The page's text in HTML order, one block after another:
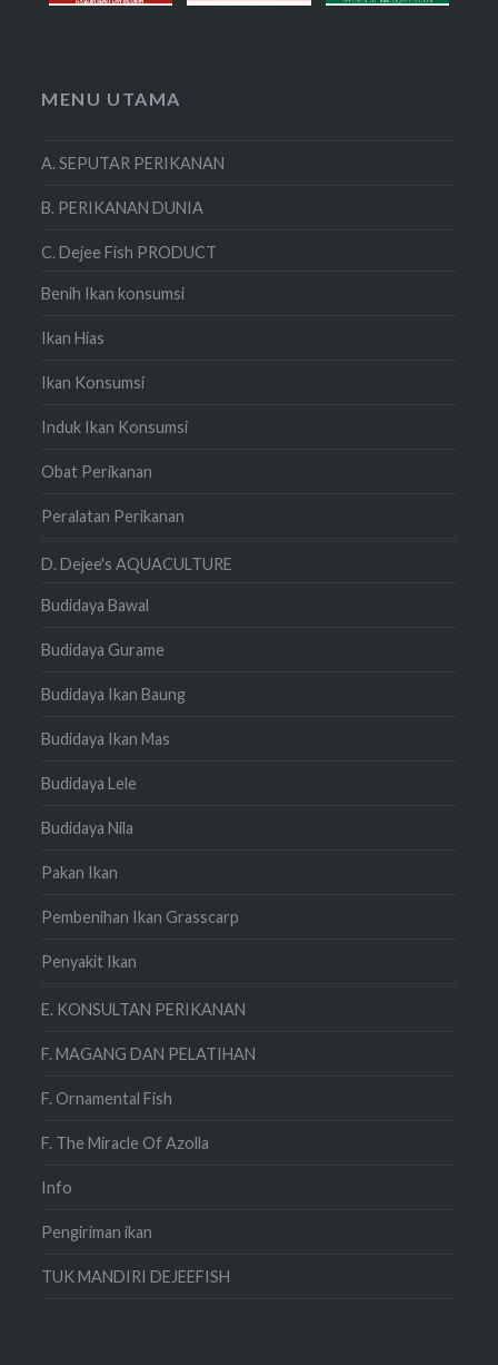
MENU UTAMA
A. SEPUTAR PERIKANAN
B. PERIKANAN DUNIA
C. Dejee Fish PRODUCT
Benih Ikan konsumsi
Ikan Hias
Ikan Konsumsi
Induk Ikan Konsumsi
Obat Perikanan
Peralatan Perikanan
D. Dejee's AQUACULTURE
Budidaya Bawal
Budidaya Gurame
Budidaya Ikan Baung
Budidaya Ikan Mas
Budidaya Lele
Budidaya Nila
Pakan Ikan
Pembenihan Ikan Grasscarp
Penyakit Ikan
E. KONSULTAN PERIKANAN
F. MAGANG DAN PELATIHAN
F. Ornamental Fish
F. The Miracle Of Azolla
Info
Pengiriman ikan
TUK MANDIRI DEJEEFISH